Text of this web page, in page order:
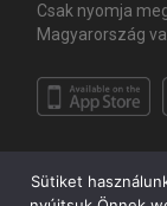
Csak nyomja
Magyarország
Sütiket